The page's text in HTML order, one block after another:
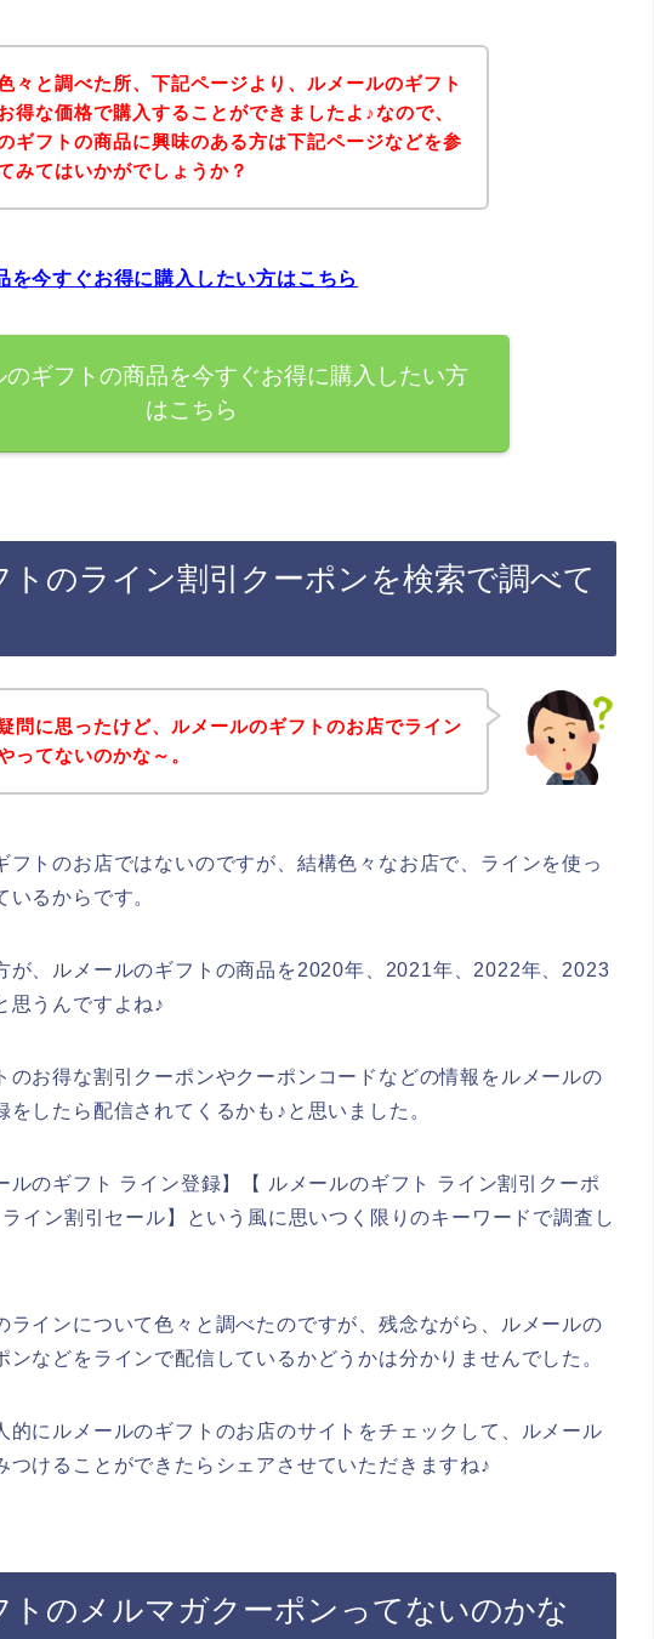
々と調べた所、下記ページより、ルメールのギフト
得な価格で購入することができましたよ♪なので、
ギフトの商品に興味のある方は下記ページなどを参
みてはいかがでしょうか？
を今すぐお得に購入したい方はこちら
のギフトの商品を今すぐお得に購入したい方
はこちら
トのライン割引クーポンを検索で調べて
問に思ったけど、ルメールのギフトのお店でライン
ってないのかな～。
フトのお店ではないのですが、結構色々なお店で、ラインを使っ
るからです。
が、ルメールのギフトの商品を2020年、2021年、2022年、2023
思うんですよね♪
のお得な割引クーポンやクーポンコードなどの情報をルメールの
したら配信されてくるかも♪と思いました。
ルのギフト ライン登録】【 ルメールのギフト ライン割引クーポ
イン割引セール】という風に思いつく限りのキーワードで調査し
ラインについて色々と調べたのですが、残念ながら、ルメールの
ンなどをラインで配信しているかどうかは分かりませんでした。
的にルメールのギフトのお店のサイトをチェックして、ルメール
つけることができたらシェアさせていただきますね♪
トのメルマガクーポンってないのかな